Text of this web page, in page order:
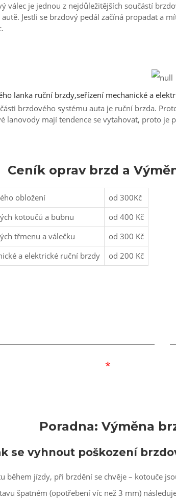
válec je jednou z nejdůležitějších součástí
Jestli se brzdový pedál začíná propadat a
lanka ruční brzdy,seřízení mechanické a
brzdového systému auta je ruční brzda.
lanovody mají tendence se vytahovat, proto je
Ceník oprav brzd a
obložení
od 300Kč
kotoučů a bubnu
od 400 Kč
třmenu a válečku
od 300 Kč
a elektrické ruční brzdy
od 200 Kč
Poradna: Výměna
se vyhnout poškození
během jízdy, při brzdění se chvěje – kotouče
špatném (opotřebení víc než 3 mm)